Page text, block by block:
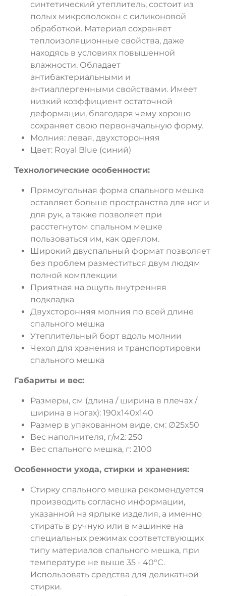
синтетический утеплитель, состоит из
полых микроволокон с силиконовой
обработкой. Материал сохраняет
теплоизоляционные свойства, даже
находясь в условиях повышенной
влажности. Обладает
антибактериальными и
антиаллергенными свойствами. Имеет
низкий коэффициент остаточной
деформации, благодаря чему хорошо
сохраняет свою первоначальную форму.
Молния: левая, двухсторонняя
Цвет: Royal Blue (синий)
Технологические особенности:
Прямоугольная форма спального мешка
оставляет больше пространства для ног и
для рук, а также позволяет при
расстегнутом спальном мешке
пользоваться им, как одеялом.
Широкий двуспальный формат позволяет
без проблем разместиться двум людям
полной комплекции
Приятная на ощупь внутренняя
подкладка
Двухсторонняя молния по всей длине
спального мешка
Утеплительный борт вдоль молнии
Чехол для хранения и транспортировки
спального мешка
Габариты и вес:
Размеры, см (длина / ширина в плечах /
ширина в ногах): 190x140х140
Размер в упакованном виде, см: ∅25x50
Вес наполнителя, г/м2: 250
Вес спального мешка, г: 2100
Особенности ухода, стирки и хранения:
Стирку спального мешка рекомендуется
производить согласно информации,
указанной на ярлыке изделия, а именно
стирать в ручную или в машинке на
специальных режимах соответствующих
типу материалов спального мешка, при
температуре не выше 35 - 40°C.
Использовать средства для деликатной
стирки.
ДА НЕТ